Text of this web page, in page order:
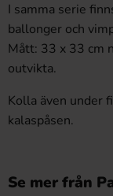
I samma serie
ballonger och
Mått: 33 x 33 cm
outvikta.
Kolla även under
kalaspåsen.
Se mer från